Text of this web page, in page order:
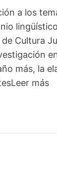
a los
Cultura
más, la
Leer más